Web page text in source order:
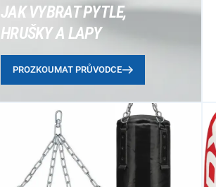
JAK VYBRAT PYTLE,
HRUŠKY A LAPY
PROZKOUMAT PRŮVODCE